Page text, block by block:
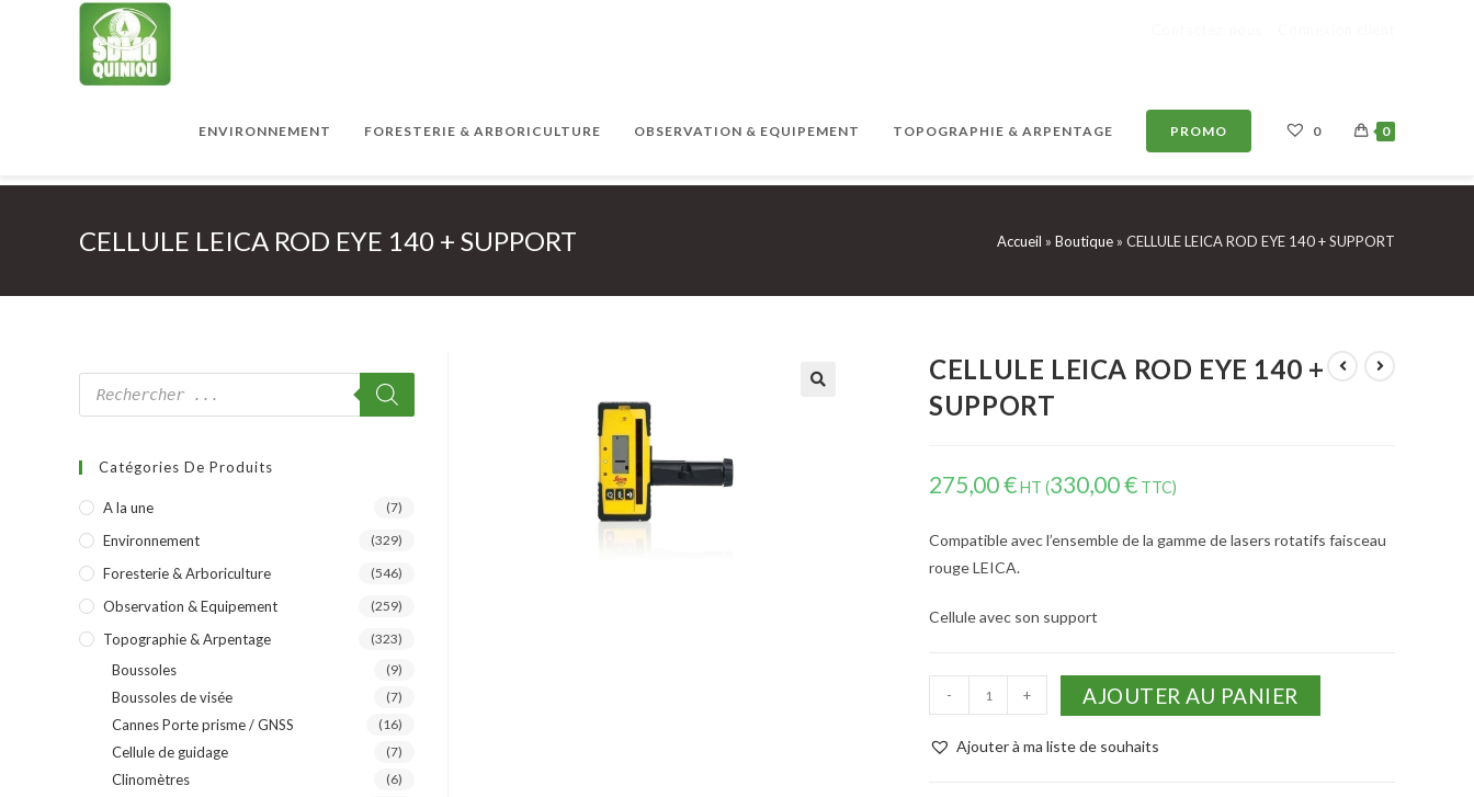
ENVIRONNEMENT FORESTERIE & ARBORICULTURE OBSERVATION & EQUIPEMENT TOPOGRAPHIE & ARPENTAGE PROMO 0 0
CELLULE LEICA ROD EYE 140 + SUPPORT Accueil » Boutique » CELLULE LEICA ROD EYE 140 + SUPPORT
CELLULE LEICA ROD EYE 140 +
SUPPORT
275,00€HT (330,00€ TTC)
Compatible avec l’ensemble de la gamme de lasers rotatifs faisceau
rouge LEICA.
Cellule avec son support
- + AJOUTER AU PANIER
Ajouter à ma liste de souhaits
Catégories De Produits
A la une (7)
Environnement (329)
Foresterie & Arboriculture (546)
Observation & Equipement (259)
Topographie & Arpentage (323)
Boussoles (9)
Boussoles de visée (7)
Cannes Porte prisme / GNSS (16)
Cellule de guidage (7)
Clinomètres (6)